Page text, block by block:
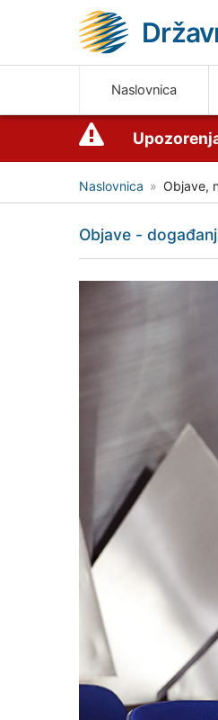
Naslovnica
Naslovnica Objave,
Objave -